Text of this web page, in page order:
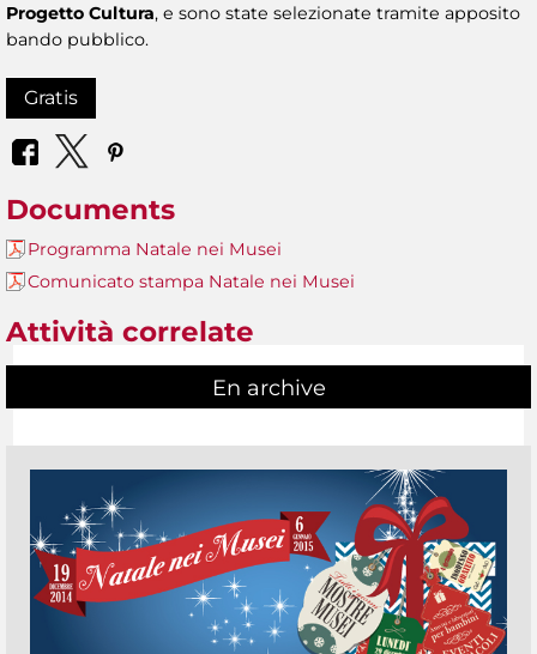
Progetto Cultura, e sono state selezionate tramite apposito
bando pubblico.
Gratis
Documents
Programma Natale nei Musei
Comunicato stampa Natale nei Musei
Attività correlate
En archive